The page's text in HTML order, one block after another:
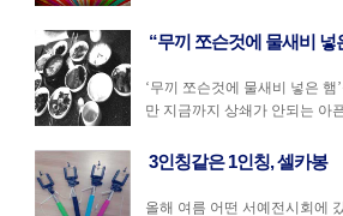
“무끼 쪼슨것에 물새비 넣
‘무끼 쪼슨것에 물새비 넣은
만 지금까지 상쇄가 안되는 아
3인칭같은 1인칭, 셀카봉
올해 여름 어떤 서예전시회에